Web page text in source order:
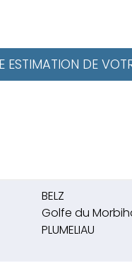
ESTIMATION DE
BELZ
Golfe du
PLUMELIAU